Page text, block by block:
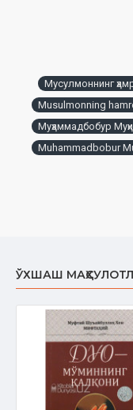
Мусулмоннинг
Musulmonning
Муҳаммадбобур
Muhammadbobur
ЎХШАШ